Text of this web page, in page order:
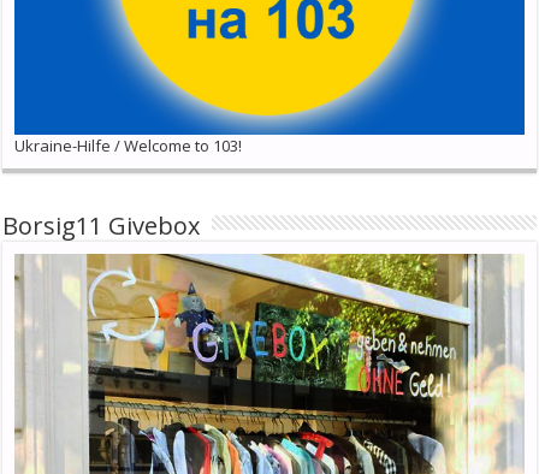
Ukraine-Hilfe / Welcome to 103!
Borsig11 Givebox